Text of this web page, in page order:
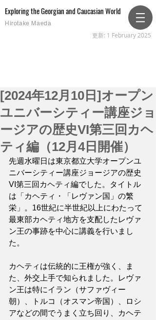
Exploring the Georgian and Caucasian World
Hirotake Maeda
更新: 1 February 2025
[2024年12月10日]オープン
ユニバーシティー講座ジョ
ージアの歴史VI第三回カヘ
ティ編（12月4日開催）
先週水曜日は東京都立大学オープンユ
ニバーシティー講座ジョージアの歴史
VI第三回カヘティ編でした。タイトル
は「カヘティ・「レヴァン国」の繁
栄」。16世紀に半世紀以上にわたって
最東部カヘティ地方を支配したレヴァ
ン王の事跡を中心に講義を行いまし
た。
カヘティは伝統的に王権が強く、ま
た、外交上手で知られました。レヴァ
ン王は特にイラン（サファヴィー
朝）、トルコ（オスマン帝国）、ロシ
アなどの間でうまく立ち回り、カヘテ